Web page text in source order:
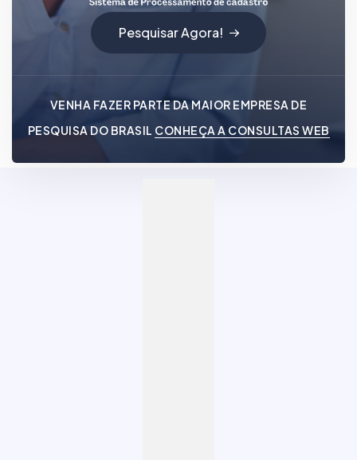
Pesquisar Agora!
VENHA FAZER PARTE DA MAIOR EMPRESA DE
PESQUISA DO BRASIL CONHEÇA A CONSULTAS WEB